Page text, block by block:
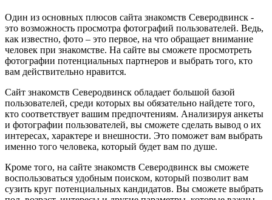
Один из основных плюсов сайта знакомств Северодвинск -
это возможность просмотра фотографий пользователей. Ведь,
как известно, фото – это первое, на что обращает внимание
человек при знакомстве. На сайте вы сможете просмотреть
фотографии потенциальных партнеров и выбрать того, кто
вам действительно нравится.
Сайт знакомств Северодвинск обладает большой базой
пользователей, среди которых вы обязательно найдете того,
кто соответствует вашим предпочтениям. Анализируя анкеты
и фотографии пользователей, вы сможете сделать вывод о их
интересах, характере и внешности. Это поможет вам выбрать
именно того человека, который будет вам по душе.
Кроме того, на сайте знакомств Северодвинск вы сможете
воспользоваться удобным поиском, который позволит вам
сузить круг потенциальных кандидатов. Вы сможете выбрать